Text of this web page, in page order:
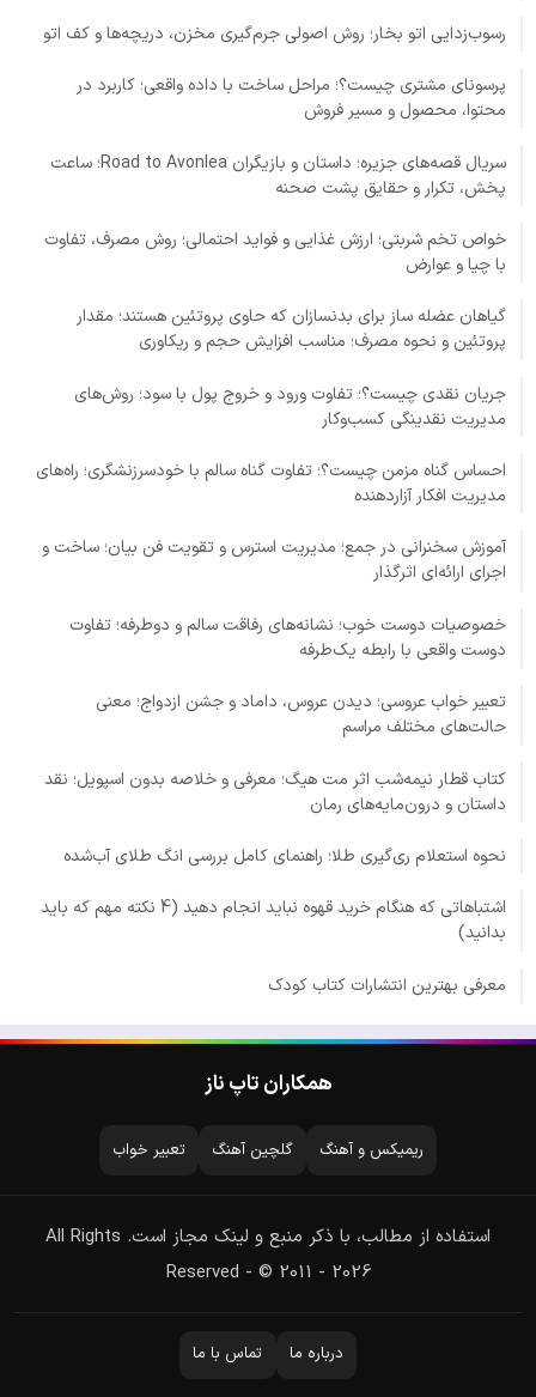
رسوب‌زدایی اتو بخار؛ روش اصولی جرم‌گیری مخزن، دریچه‌ها و کف اتو
پرسونای مشتری چیست؟؛ مراحل ساخت با داده واقعی؛ کاربرد در
محتوا، محصول و مسیر فروش
سریال قصه‌های جزیره؛ داستان و بازیگران Road to Avonlea؛ ساعت
پخش، تکرار و حقایق پشت صحنه
خواص تخم شربتی؛ ارزش غذایی و فواید احتمالی؛ روش مصرف، تفاوت
با چیا و عوارض
گیاهان عضله ساز برای بدنسازان که حاوی پروتئین هستند؛ مقدار
پروتئین و نحوه مصرف؛ مناسب افزایش حجم و ریکاوری
جریان نقدی چیست؟؛ تفاوت ورود و خروج پول با سود؛ روش‌های
مدیریت نقدینگی کسب‌وکار
احساس گناه مزمن چیست؟؛ تفاوت گناه سالم با خودسرزنشگری؛ راه‌های
مدیریت افکار آزاردهنده
آموزش سخنرانی در جمع؛ مدیریت استرس و تقویت فن بیان؛ ساخت و
اجرای ارائه‌ای اثرگذار
خصوصیات دوست خوب؛ نشانه‌های رفاقت سالم و دوطرفه؛ تفاوت
دوست واقعی با رابطه یک‌طرفه
تعبیر خواب عروسی؛ دیدن عروس، داماد و جشن ازدواج؛ معنی
حالت‌های مختلف مراسم
کتاب قطار نیمه‌شب اثر مت هیگ؛ معرفی و خلاصه بدون اسپویل؛ نقد
داستان و درون‌مایه‌های رمان
نحوه استعلام ری‌گیری طلا؛ راهنمای کامل بررسی انگ طلای آب‌شده
اشتباهاتی که هنگام خرید قهوه نباید انجام دهید (4 نکته مهم که باید
بدانید)
معرفی بهترین انتشارات کتاب کودک
همکاران تاپ ناز
ریمیکس و آهنگ گلچین آهنگ تعبیر خواب
استفاده از مطالب، با ذکر منبع و لینک مجاز است. All Rights
Reserved - © 2011 - 2026
درباره ما تماس با ما